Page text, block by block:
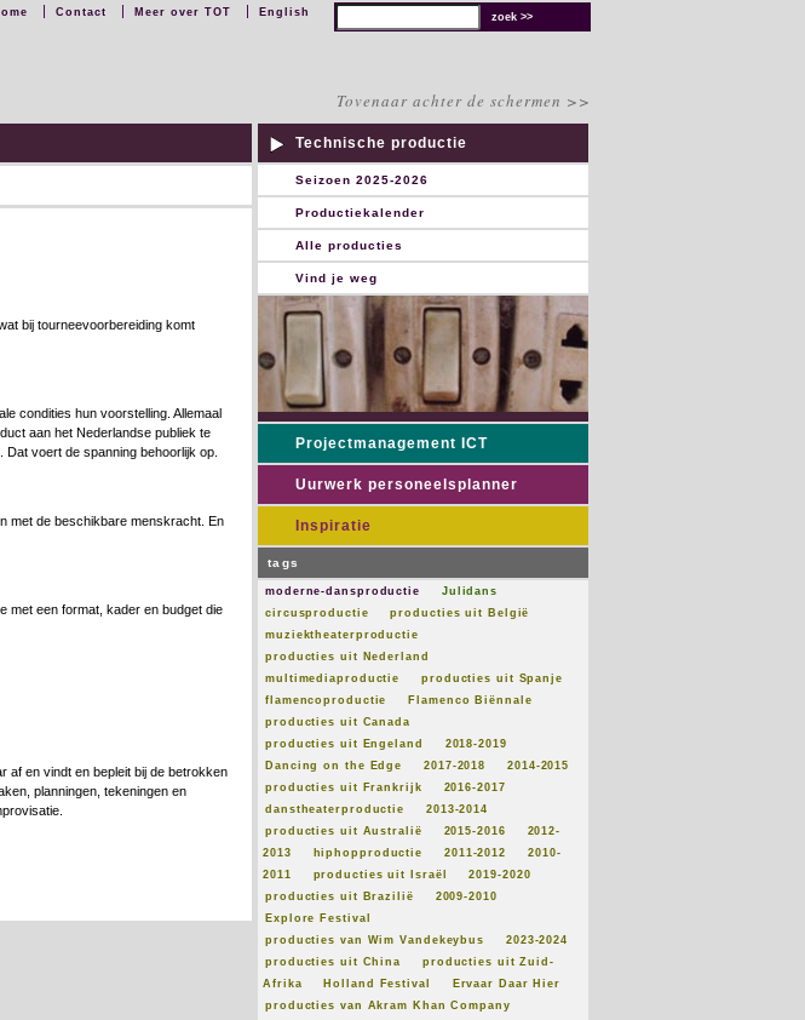
Contact Meer over TOT English
Tovenaar achter de schermen >>
bij tourneevoorbereiding komt
condities hun voorstelling. Allemaal
aan het Nederlandse publiek te
voert de spanning behoorlijk op.
met de beschikbare menskracht. En
met een format, kader en budget die
af en vindt en bepleit bij de betrokken
planningen, tekeningen en
Technische productie
Seizoen 2025-2026
Productiekalender
Alle producties
Vind je weg
Projectmanagement ICT
Uurwerk personeelsplanner
Inspiratie
tags
moderne-dansproductie
Julidans
circusproductie
producties uit België
muziektheaterproductie
producties uit Nederland
multimediaproductie
producties uit Spanje
flamencoproductie
Flamenco Biënnale
producties uit Canada
producties uit Engeland
2018-2019
Dancing on the Edge
2017-2018
2014-2015
producties uit Frankrijk
2016-2017
danstheaterproductie
2013-2014
producties uit Australië
2015-2016
2012-
2013
hiphopproductie 2011-2012
2010-
2011
producties uit Israël
2019-2020
producties uit Brazilië
2009-2010
Explore Festival
producties van Wim Vandekeybus
2023-2024
producties uit China
producties uit Zuid-
Afrika
Holland Festival
Ervaar Daar Hier
producties van Akram Khan Company